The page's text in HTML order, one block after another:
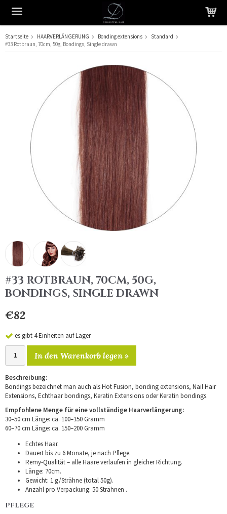
Das Produkt wurde in Ihren Warenkorb gelegt
Startseite HAARVERLÄNGERUNG Bonding extensions
Standard
#33 Rotbraun, 70cm, 50g, Bondings, Single drawn
#33 ROTBRAUN, 70CM, 50G,
BONDINGS, SINGLE DRAWN
€82
es gibt 4 Einheiten auf Lager
In den Warenkorb legen »
Beschreibung:
Bondings bezeichnet man auch als Hot Fusion, bonding extensions, Nail Hair
Extensions, Echthaar bondings, Keratin Extensions oder Keratin bondings.
Empfohlene Menge für eine vollständige Haarverlängerung:
30–50 cm Länge: ca. 100–150 Gramm
60–70 cm Länge: ca. 150–200 Gramm
Echtes Haar.
Dauert bis zu 6 Monate, je nach Pflege.
Remy-Qualität – alle Haare verlaufen in gleicher Richtung.
Länge: 70cm.
Gewicht: 1 g/Strähne (total 50g).
Anzahl pro Verpackung: 50 Strähnen .
PFLEGE